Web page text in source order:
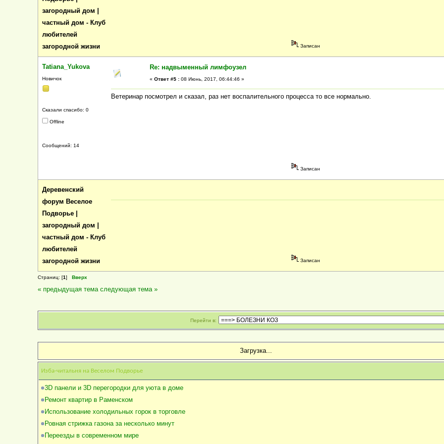
загородный дом |
частный дом - Клуб
любителей
загородной жизни
Записан
Tatiana_Yukova
Новичок
Сказали спасибо: 0
Offline
Сообщений: 14
Re: надвыменный лимфоузел
« Ответ #5 : 08 Июнь, 2017, 06:44:46 »
Ветеринар посмотрел и сказал, раз нет воспалительного процесса то все нормально.
Записан
Деревенский
форум Веселое
Подворье |
загородный дом |
частный дом - Клуб
любителей
загородной жизни
Записан
Страниц: [1] Вверх
« предыдущая тема следующая тема »
Перейти в:
Загрузка...
Изба-читальня на Веселом Подворье
3D панели и 3D перегородки для уюта в доме
Ремонт квартир в Раменском
Использование холодильных горок в торговле
Ровная стрижка газона за несколько минут
Переезды в современном мире